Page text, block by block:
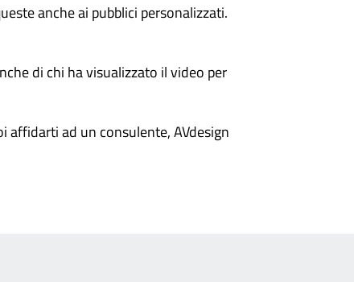
anche ai pubblici personalizzati.
di chi ha visualizzato il video per
affidarti ad un consulente, AVdesign